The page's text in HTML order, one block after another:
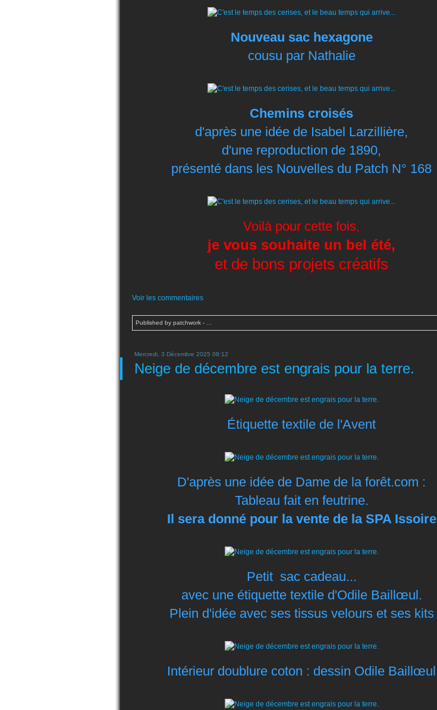
Nouveau sac hexagone
cousu par Nathalie
Chemins croisés
d'après une idée de Isabel Larzillière,
d'une reproduction de 1890,
présenté dans les Nouvelles du Patch N° 168
Voilà pour cette fois,
je vous souhaite un bel été,
et de bons projets créatifs
Voir les commentaires
Published by patchwork -
Mercredi, 3 Décembre 2025 08:12
Neige de décembre est engrais pour la terre.
Étiquette textile de l'Avent
D'après une idée de Dame de la forêt.com :
Tableau fait en feutrine.
Il sera donné pour la vente de la SPA Issoire
Petit sac cadeau...
avec une étiquette textile d'Odile Baillœul.
Plein d'idée avec ses tissus velours et ses kits
Intérieur doublure coton : dessin Odile Baillœul